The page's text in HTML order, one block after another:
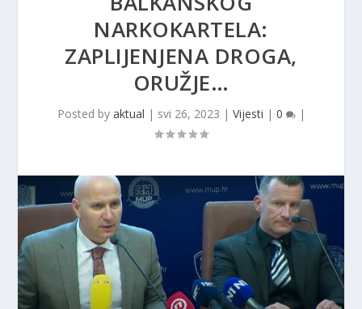
NARKOKARTELA:
ZAPLIJENJENA DROGA,
ORUŽJE…
Posted by aktual | svi 26, 2023 | Vijesti | 0 |